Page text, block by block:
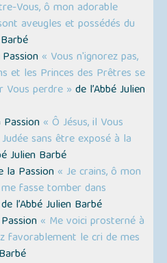
Vous, ô mon adorable
aveugles et possédés du
« Vous n'ignorez pas,
et les Princes des Prêtres se
Vous perdre » de l’Abbé Julien
« Ô Jésus, il Vous
sans être exposé à la
Julien Barbé
la Passion « Je crains, ô mon
fasse tomber dans
de l’Abbé Julien Barbé
« Me voici prosterné à
favorablement le cri de mes